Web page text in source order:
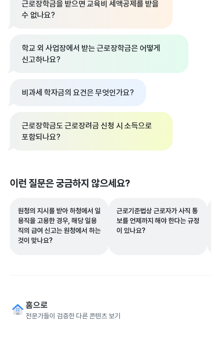
근로장학금을 받으면 교육비 세액공제를 받을
수 없나요?
학교 외 사업장에서 받는 근로장학금은 어떻게
신고하나요?
비과세 학자금의 요건은 무엇인가요?
근로장학금도 근로장려금 신청 시 소득으로
포함되나요?
이런 질문은 궁금하지 않으세요?
원청의 지시를 받아 하청에서 일
용직을 고용한 경우, 해당 일용
직의 급여 신고는 원청에서 하는
것이 맞나요?
근로기준법상 근로자가 사직 통
보를 언제까지 해야 한다는 규정
이 있나요?
홈으로
전문가들이 검증한 다른 콘텐츠 보기